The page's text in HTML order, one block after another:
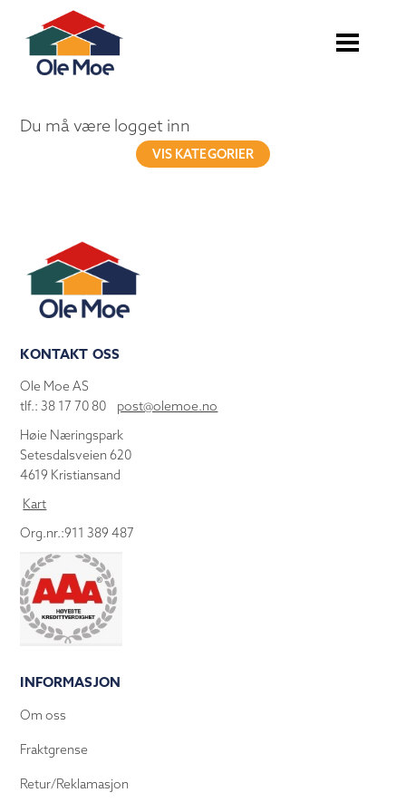
Du må være logget inn
VIS KATEGORIER
KONTAKT OSS
Ole Moe AS
tlf.: 38 17 70 80 post@olemoe.no
Høie Næringspark
Setesdalsveien 620
4619 Kristiansand
Kart
Org.nr.:911 389 487
INFORMASJON
Om oss
Fraktgrense
Retur/Reklamasjon